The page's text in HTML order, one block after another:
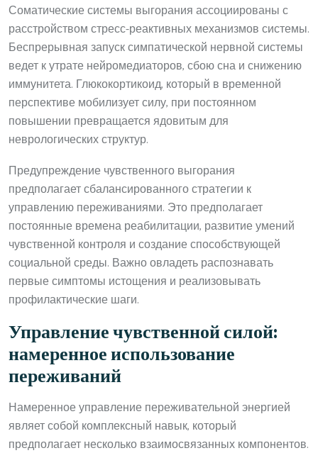
Соматические системы выгорания ассоциированы с
расстройством стресс-реактивных механизмов системы.
Беспрерывная запуск симпатической нервной системы
ведет к утрате нейромедиаторов, сбою сна и снижению
иммунитета. Глюкокортикоид, который в временной
перспективе мобилизует силу, при постоянном
повышении превращается ядовитым для
неврологических структур.
Предупреждение чувственного выгорания
предполагает сбалансированного стратегии к
управлению переживаниями. Это предполагает
постоянные времена реабилитации, развитие умений
чувственной контроля и создание способствующей
социальной среды. Важно овладеть распознавать
первые симптомы истощения и реализовывать
профилактические шаги.
Управление чувственной силой:
намеренное использование
переживаний
Намеренное управление переживательной энергией
являет собой комплексный навык, который
предполагает несколько взаимосвязанных компонентов.